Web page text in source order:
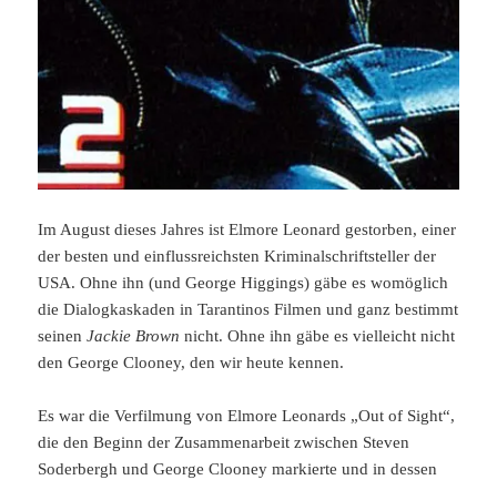
Im August dieses Jahres ist Elmore Leonard gestorben, einer
der besten und einflussreichsten Kriminalschriftsteller der
USA. Ohne ihn (und George Higgings) gäbe es womöglich
die Dialogkaskaden in Tarantinos Filmen und ganz bestimmt
seinenJackie Brown nicht. Ohne ihn gäbe es vielleicht nicht
den George Clooney, den wir heute kennen.
Es war die Verfilmung von Elmore Leonards „Out of Sight“,
die den Beginn der Zusammenarbeit zwischen Steven
Soderbergh und George Clooney markierte und in dessen